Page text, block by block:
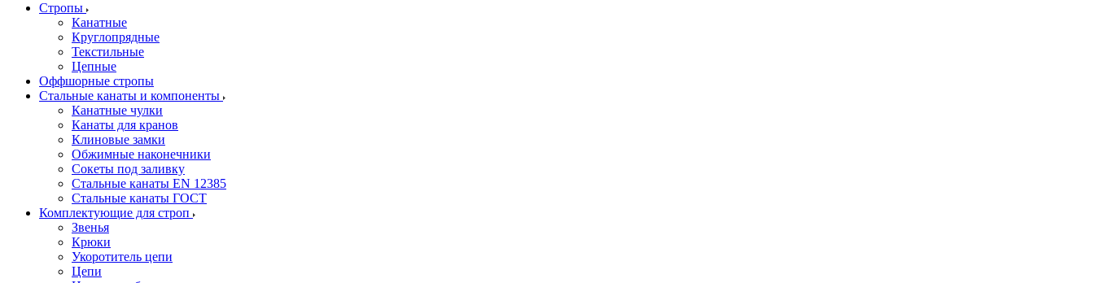
Стропы
Канатные
Круглопрядные
Текстильные
Цепные
Оффшорные стропы
Стальные канаты и компоненты
Канатные чулки
Канаты для кранов
Клиновые замки
Обжимные наконечники
Сокеты под заливку
Стальные канаты EN 12385
Стальные канаты ГОСТ
Комплектующие для строп
Звенья
Крюки
Укоротитель цепи
Цепи